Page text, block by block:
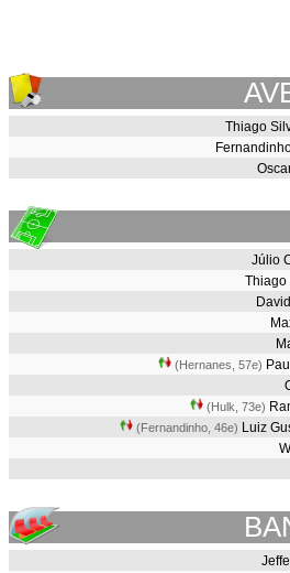
Thiago
Júlio
Thiago
(Hernanes, 57e)
(Hulk, 73e)
(Fernandinho, 46e) Luiz